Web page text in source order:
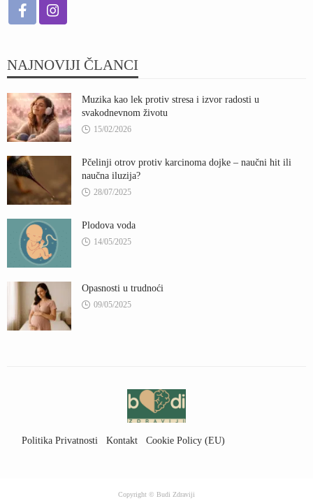
NAJNOVIJI ČLANCI
Muzika kao lek protiv stresa i izvor radosti u
svakodnevnom životu
15/02/2026
Pčelinji otrov protiv karcinoma dojke – naučni hit ili
naučna iluzija?
28/07/2025
Plodova voda
14/05/2025
Opasnosti u trudnoći
09/05/2025
Politika Privatnosti Kontakt Cookie Policy (EU)
Copyright © Budi Zdraviji